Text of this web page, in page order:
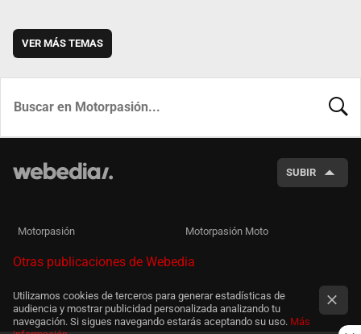
VER MÁS TEMAS
SUBIR
Motorpasión Motorpasión Moto
Otras publicaciones de Webedia
Utilizamos cookies de terceros para generar estadísticas de
audiencia y mostrar publicidad personalizada analizando tu
navegación. Si sigues navegando estarás aceptando su uso. Más